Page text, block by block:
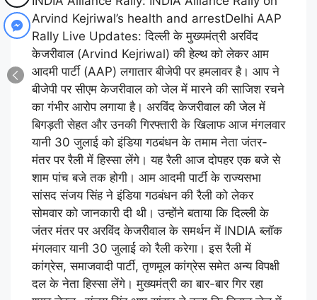
Arvind Kejriwal’s health and arrestDelhi AAP
Rally Live Updates: दिल्ली के मुख्यमंत्री अरविंद
केजरीवाल (Arvind Kejriwal) की हेल्थ को लेकर आम
आदमी पार्टी (AAP) लगातार बीजेपी पर हमलावर है। आप ने
बीजेपी पर सीएम केजरीवाल को जेल में मारने की साजिश रचने
का गंभीर आरोप लगाया है। अरविंद केजरीवाल की जेल में
बिगड़ती सेहत और उनकी गिरफ्तारी के खिलाफ आज मंगलवार
यानी 30 जुलाई को इंडिया गठबंधन के तमाम नेता जंतर-
मंतर पर रैली में हिस्सा लेंगे। यह रैली आज दोपहर एक बजे से
शाम पांच बजे तक होगी। आम आदमी पार्टी के राज्यसभा
सांसद संजय सिंह ने इंडिया गठबंधन की रैली को लेकर
सोमवार को जानकारी दी थी। उन्होंने बताया कि दिल्ली के
जंतर मंतर पर अरविंद केजरीवाल के समर्थन में INDIA ब्लॉक
मंगलवार यानी 30 जुलाई को रैली करेगा। इस रैली में
कांग्रेस, समाजवादी पार्टी, तृणमूल कांग्रेस समेत अन्य विपक्षी
दल के नेता हिस्सा लेंगे। मुख्यमंत्री का बार-बार गिर रहा